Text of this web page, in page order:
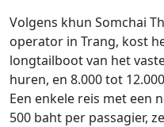
Volgens khun Somchai
operator in Trang, kost
longtailboot van het
huren, en 8.000 tot
Een enkele reis met een
500 baht per passagier,